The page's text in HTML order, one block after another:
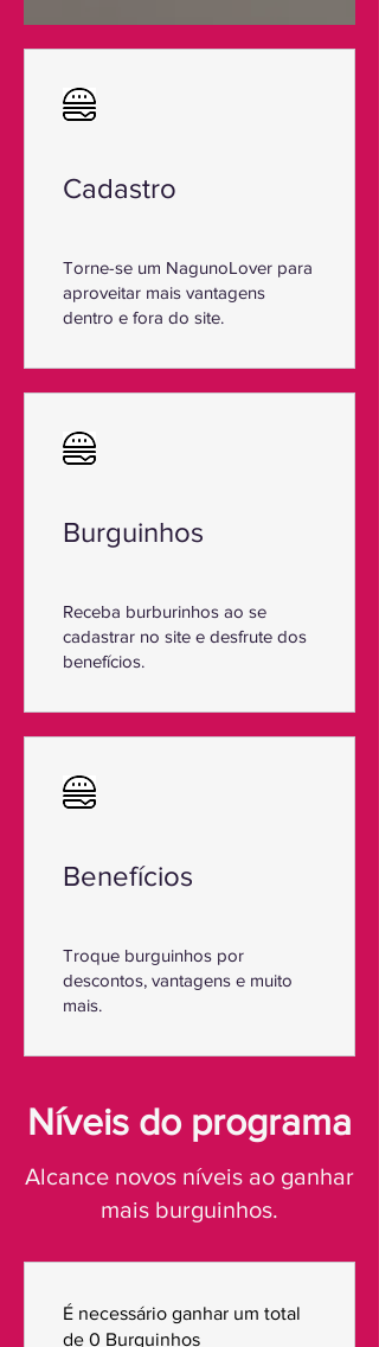
Cadastro
Torne-se um NagunoLover para
aproveitar mais vantagens
dentro e fora do site.
Burguinhos
Receba burburinhos ao se
cadastrar no site e desfrute dos
benefícios.
Benefícios
Troque burguinhos por
descontos, vantagens e muito
mais.
Níveis do programa
Alcance novos níveis ao ganhar
mais burguinhos.
É necessário ganhar um total
de 0 Burguinhos